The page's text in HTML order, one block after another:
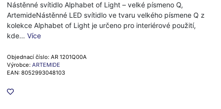
Nástěnné svítidlo Alphabet of Light – velké písmeno Q,
ArtemideNástěnné LED svítidlo ve tvaru velkého písmene Q z
kolekce Alphabet of Light je určeno pro interiérové použití,
kde… Více
Objednací číslo: AR 1201Q00A
Výrobce: ARTEMIDE
EAN: 8052993048103